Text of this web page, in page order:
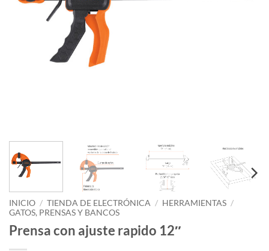
INICIO / TIENDA DE ELECTRÓNICA / HERRAMIENTAS /
GATOS, PRENSAS Y BANCOS
Prensa con ajuste rapido 12″